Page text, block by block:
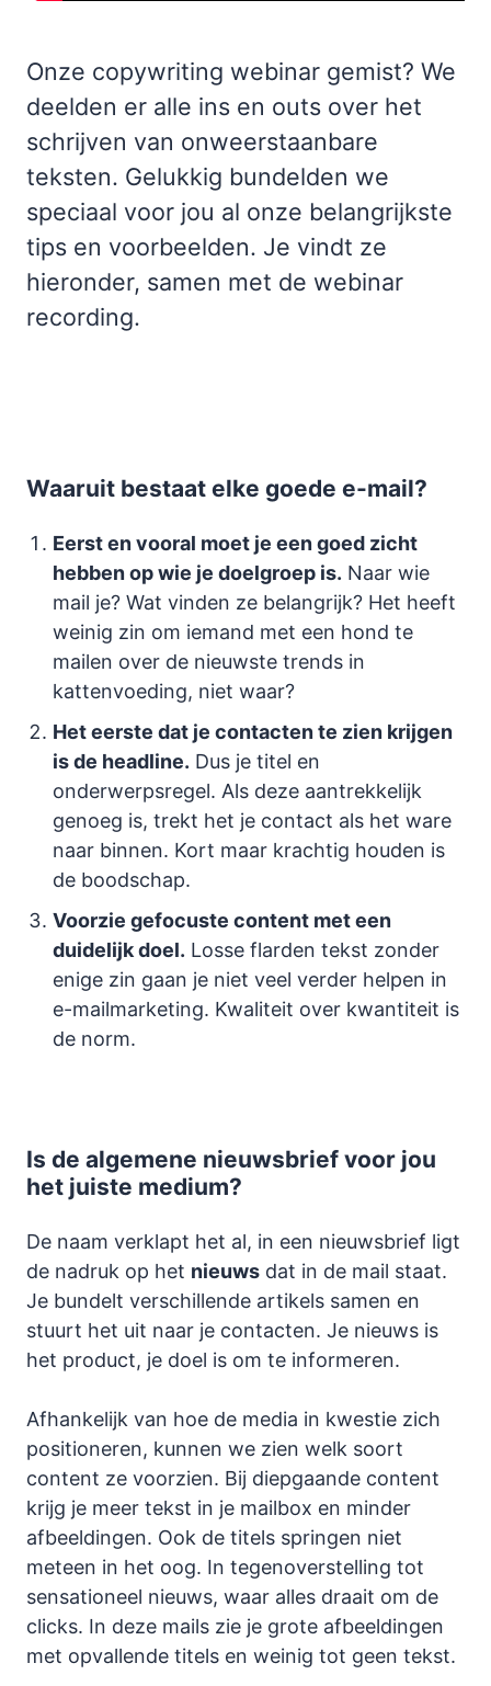
Onze copywriting webinar gemist? We
deelden er alle ins en outs over het
schrijven van onweerstaanbare
teksten. Gelukkig bundelden we
speciaal voor jou al onze belangrijkste
tips en voorbeelden. Je vindt ze
hieronder, samen met de webinar
recording.
Waaruit bestaat elke goede e-mail?
Eerst en vooral moet je een goed zicht
hebben op wie je doelgroep is. Naar wie
mail je? Wat vinden ze belangrijk? Het heeft
weinig zin om iemand met een hond te
mailen over de nieuwste trends in
kattenvoeding, niet waar?
Het eerste dat je contacten te zien krijgen
is de headline. Dus je titel en
onderwerpsregel. Als deze aantrekkelijk
genoeg is, trekt het je contact als het ware
naar binnen. Kort maar krachtig houden is
de boodschap.
Voorzie gefocuste content met een
duidelijk doel. Losse flarden tekst zonder
enige zin gaan je niet veel verder helpen in
e-mailmarketing. Kwaliteit over kwantiteit is
de norm.
Is de algemene nieuwsbrief voor jou
het juiste medium?
De naam verklapt het al, in een nieuwsbrief ligt
de nadruk op het nieuws dat in de mail staat.
Je bundelt verschillende artikels samen en
stuurt het uit naar je contacten. Je nieuws is
het product, je doel is om te informeren.
Afhankelijk van hoe de media in kwestie zich
positioneren, kunnen we zien welk soort
content ze voorzien. Bij diepgaande content
krijg je meer tekst in je mailbox en minder
afbeeldingen. Ook de titels springen niet
meteen in het oog. In tegenoverstelling tot
sensationeel nieuws, waar alles draait om de
clicks. In deze mails zie je grote afbeeldingen
met opvallende titels en weinig tot geen tekst.